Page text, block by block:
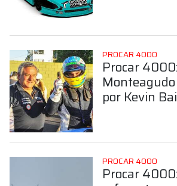
PROCAR 4000
Procar
por Kevin
PROCAR 4000
Procar